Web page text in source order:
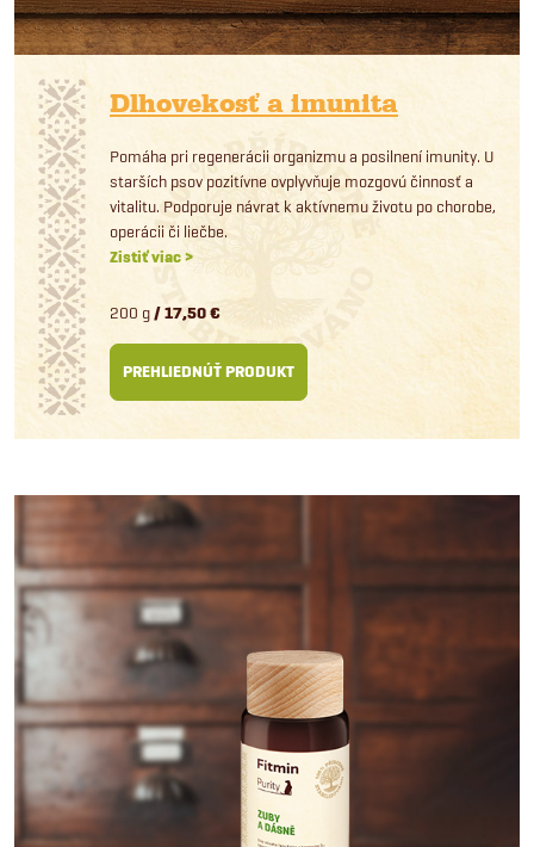
Dlhovekosť a imunita
Pomáha pri regenerácii organizmu a posilnení imunity. U
starších psov pozitívne ovplyvňuje mozgovú činnosť a
vitalitu. Podporuje návrat k aktívnemu životu po chorobe,
operácii či liečbe.
Zistiť viac >
200 g/ 17,50 €
PREHLIEDNÚŤ PRODUKT